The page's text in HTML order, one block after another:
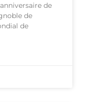
de
de
de